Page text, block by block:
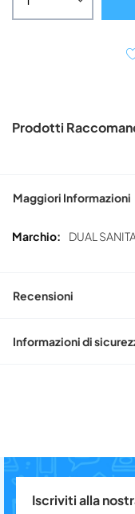
Prodotti
Maggiori Informazioni
Maggiori
DUAL
Recensioni
Informazioni di
Iscriviti alla